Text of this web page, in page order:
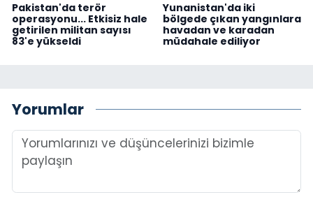
Pakistan'da terör
operasyonu... Etkisiz hale
getirilen militan sayısı
83'e yükseldi
Yunanistan'da iki
bölgede çıkan yangınlara
havadan ve karadan
müdahale ediliyor
Yorumlar